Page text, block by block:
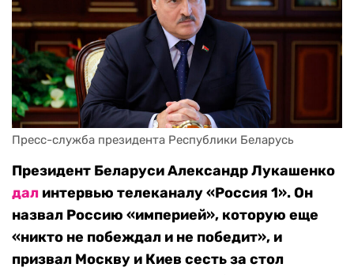
Пресс-служба президента Республики Беларусь
Президент Беларуси Александр Лукашенко
дал интервью телеканалу «Россия 1». Он
назвал Россию «империей», которую еще
«никто не побеждал и не победит», и
призвал Москву и Киев сесть за стол